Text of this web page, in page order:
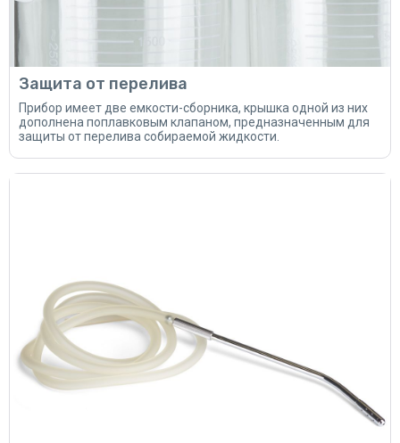
Защита от перелива
Прибор имеет две емкости-сборника, крышка одной из них
дополнена поплавковым клапаном, предназначенным для
защиты от перелива собираемой жидкости.